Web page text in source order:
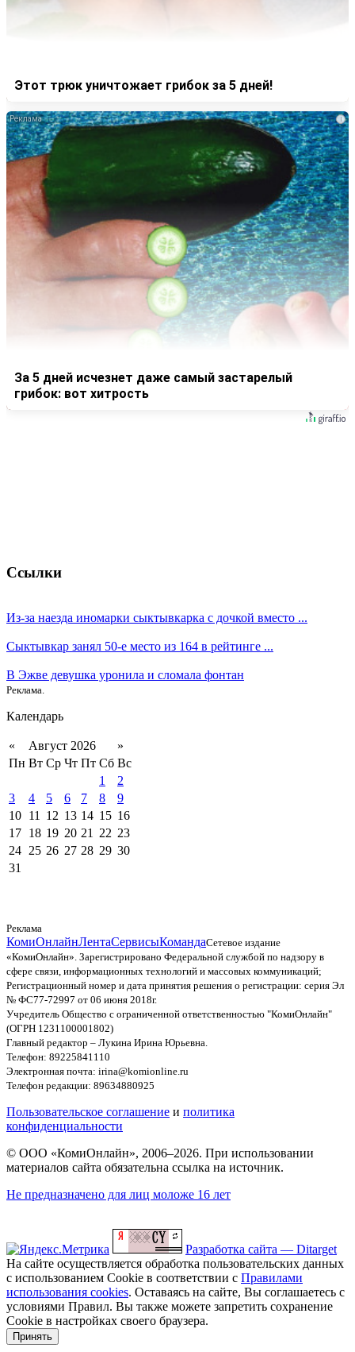
Этот трюк уничтожает грибок за 5 дней!
i
За 5 дней исчезнет даже самый застарелый
грибок: вот хитрость
Ссылки
Из-за наезда иномарки сыктывкарка с дочкой вместо ...
Сыктывкар занял 50-е место из 164 в рейтинге ...
В Эжве девушка уронила и сломала фонтан
Реклама.
Календарь
« Август 2026
»
Пн Вт Ср Чт Пт Сб Вс
1
2
3
4 5 6 7 8
9
10 11 12 13 14 15 16
17 18 19 20 21 22 23
24 25 26 27 28 29 30
31
Реклама
КомиОнлайнЛентаСервисыКомандаСетевое издание
«КомиОнлайн». Зарегистрировано Федеральной службой по надзору в
сфере связи, информационных технологий и массовых коммуникаций;
Регистрационный номер и дата принятия решения о регистрации: серия Эл
№ ФС77-72997 от 06 июня 2018г.
Учредитель Общество с ограниченной ответственностью "КомиОнлайн"
(ОГРН 1231100001802)
Главный редактор – Лукина Ирина Юрьевна.
Телефон: 89225841110
Электронная почта: irina@komionline.ru
Телефон редакции: 89634880925
Пользовательское соглашение и политика
конфиденциальности
© ООО «КомиОнлайн», 2006–2026. При использовании
материалов сайта обязательна ссылка на источник.
Не предназначено для лиц моложе 16 лет
Разработка сайта — Ditarget
На сайте осуществляется обработка пользовательских данных
с использованием Cookie в соответствии с Правилами
использования cookies. Оставаясь на сайте, Вы соглашаетесь с
условиями Правил. Вы также можете запретить сохранение
Cookie в настройках своего браузера.
Принять